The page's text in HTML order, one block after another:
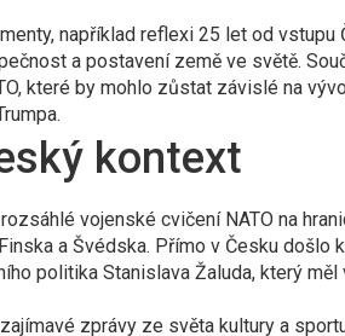
například reflexi 25 let od vstupu
a postavení země ve světě.
které by mohlo zůstat závislé na
kontext
vojenské cvičení NATO na
a Švédska. Přímo v Česku došlo
politika Stanislava Žaluda, který měl
zprávy ze světa kultury a